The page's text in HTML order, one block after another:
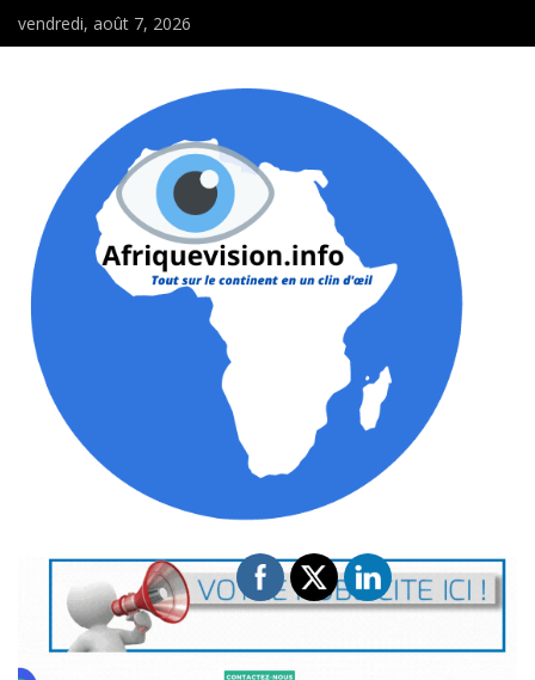
vendredi, août 7, 2026